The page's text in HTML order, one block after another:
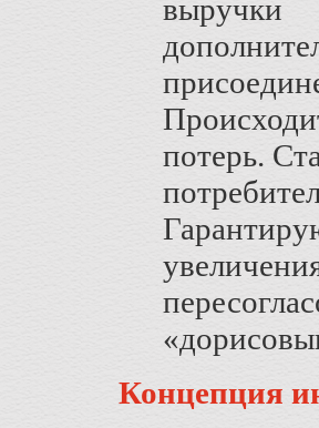
выручки
потерь.
Концепция